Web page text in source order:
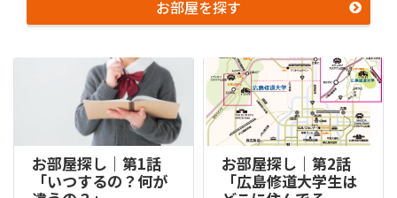
お部屋を探す
お部屋探し｜第1話
「いつするの？何が
お部屋探し｜第2話
「広島修道大学生は